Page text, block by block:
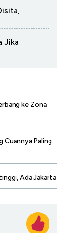
Jika
ke Zona
Cuannya Paling
Ada Jakarta